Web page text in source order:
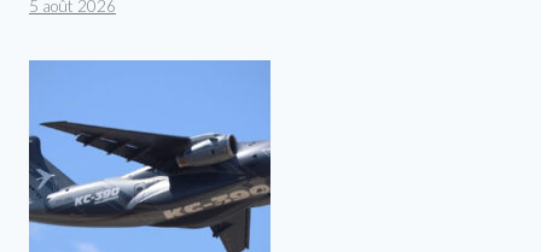
5 août 2026